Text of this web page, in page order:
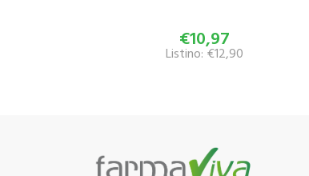
€10,97
Listino: €12,90